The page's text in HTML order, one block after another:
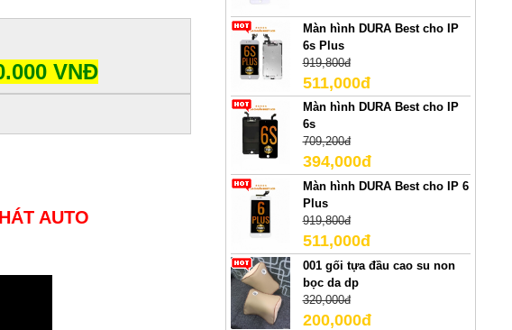
VNĐ
AUTO
Màn hình DURA Best cho IP
6s Plus
919,800đ
511,000đ
Màn hình DURA Best cho IP
6s
709,200đ
394,000đ
Màn hình DURA Best cho IP 6
Plus
919,800đ
511,000đ
001 gối tựa đầu cao su non
bọc da dp
320,000đ
200,000đ